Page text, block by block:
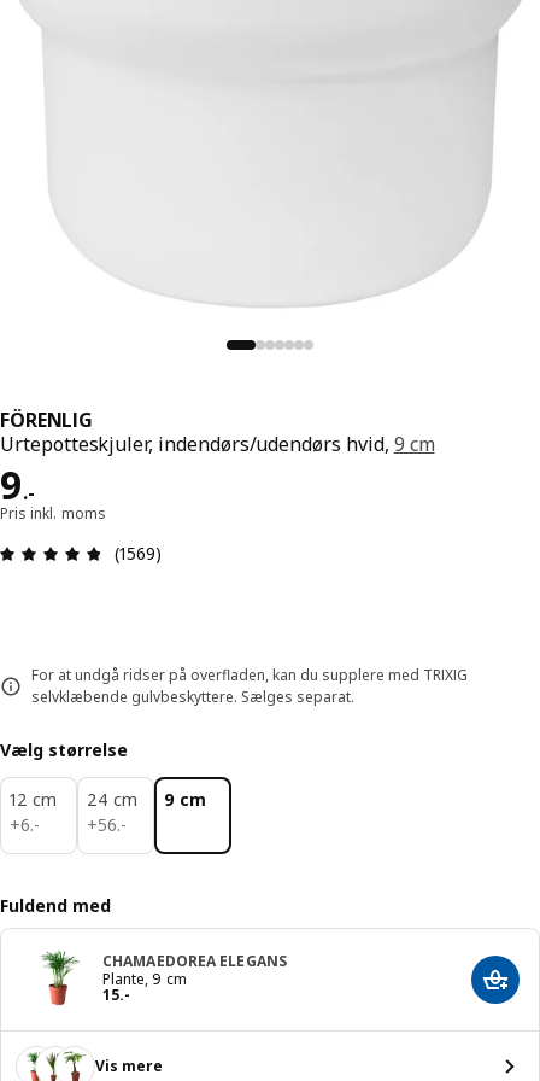
FÖRENLIG
Urtepotteskjuler, indendørs/udendørs hvid, 9 cm
9.-
Pris 9.-
Pris inkl. moms
Anmeldelse: 4.8 Ud af 5 Stjerner. Anmeldelser i
(1569)
For at undgå ridser på overfladen, kan du supplere med TRIXIG
selvklæbende gulvbeskyttere. Sælges separat.
Vælg størrelse
12 cm
+6.-
6.-
24 cm
+56.-
56.-
9 cm
Fuldend med
CHAMAEDOREA ELEGANS
Plante, 9 cm
15.-
Pris 15.- Læg i
Vis mere